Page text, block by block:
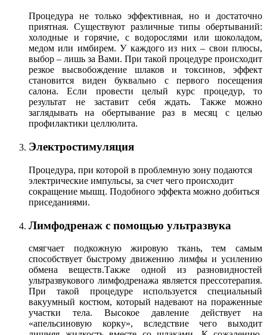
Процедура не только эффективная, но и достаточно
приятная. Существуют различные типы обертываний:
холодные и горячие, с водорослями или шоколадом,
медом или имбирем. У каждого из них – свои плюсы,
выбор – лишь за Вами. При такой процедуре происходит
резкое высвобождение шлаков и токсинов, эффект
становится виден буквально с первого посещения
салона. Если провести целый курс процедур, то
результат не заставит себя ждать. Также можно
заглядывать на обертывание раз в месяц с целью
профилактики целлюлита.
Электростимуляция
Процедура, при которой в проблемную зону подаются
электрические импульсы, за счет чего происходит
сокращение мышц. Подобного эффекта можно добиться
приседаниями.
Лимфодренаж с помощью ультразвука
смягчает подкожную жировую ткань, тем самым
способствует быстрому движению лимфы и усилению
обмена веществ.Также одной из разновидностей
ультразвукового лимфодренажа является прессотерапия.
При такой процедуре используется специальный
вакуумный костюм, который надевают на пораженные
участки тела. Высокое давление действует на
«апельсиновую корку», вследствие чего выходит